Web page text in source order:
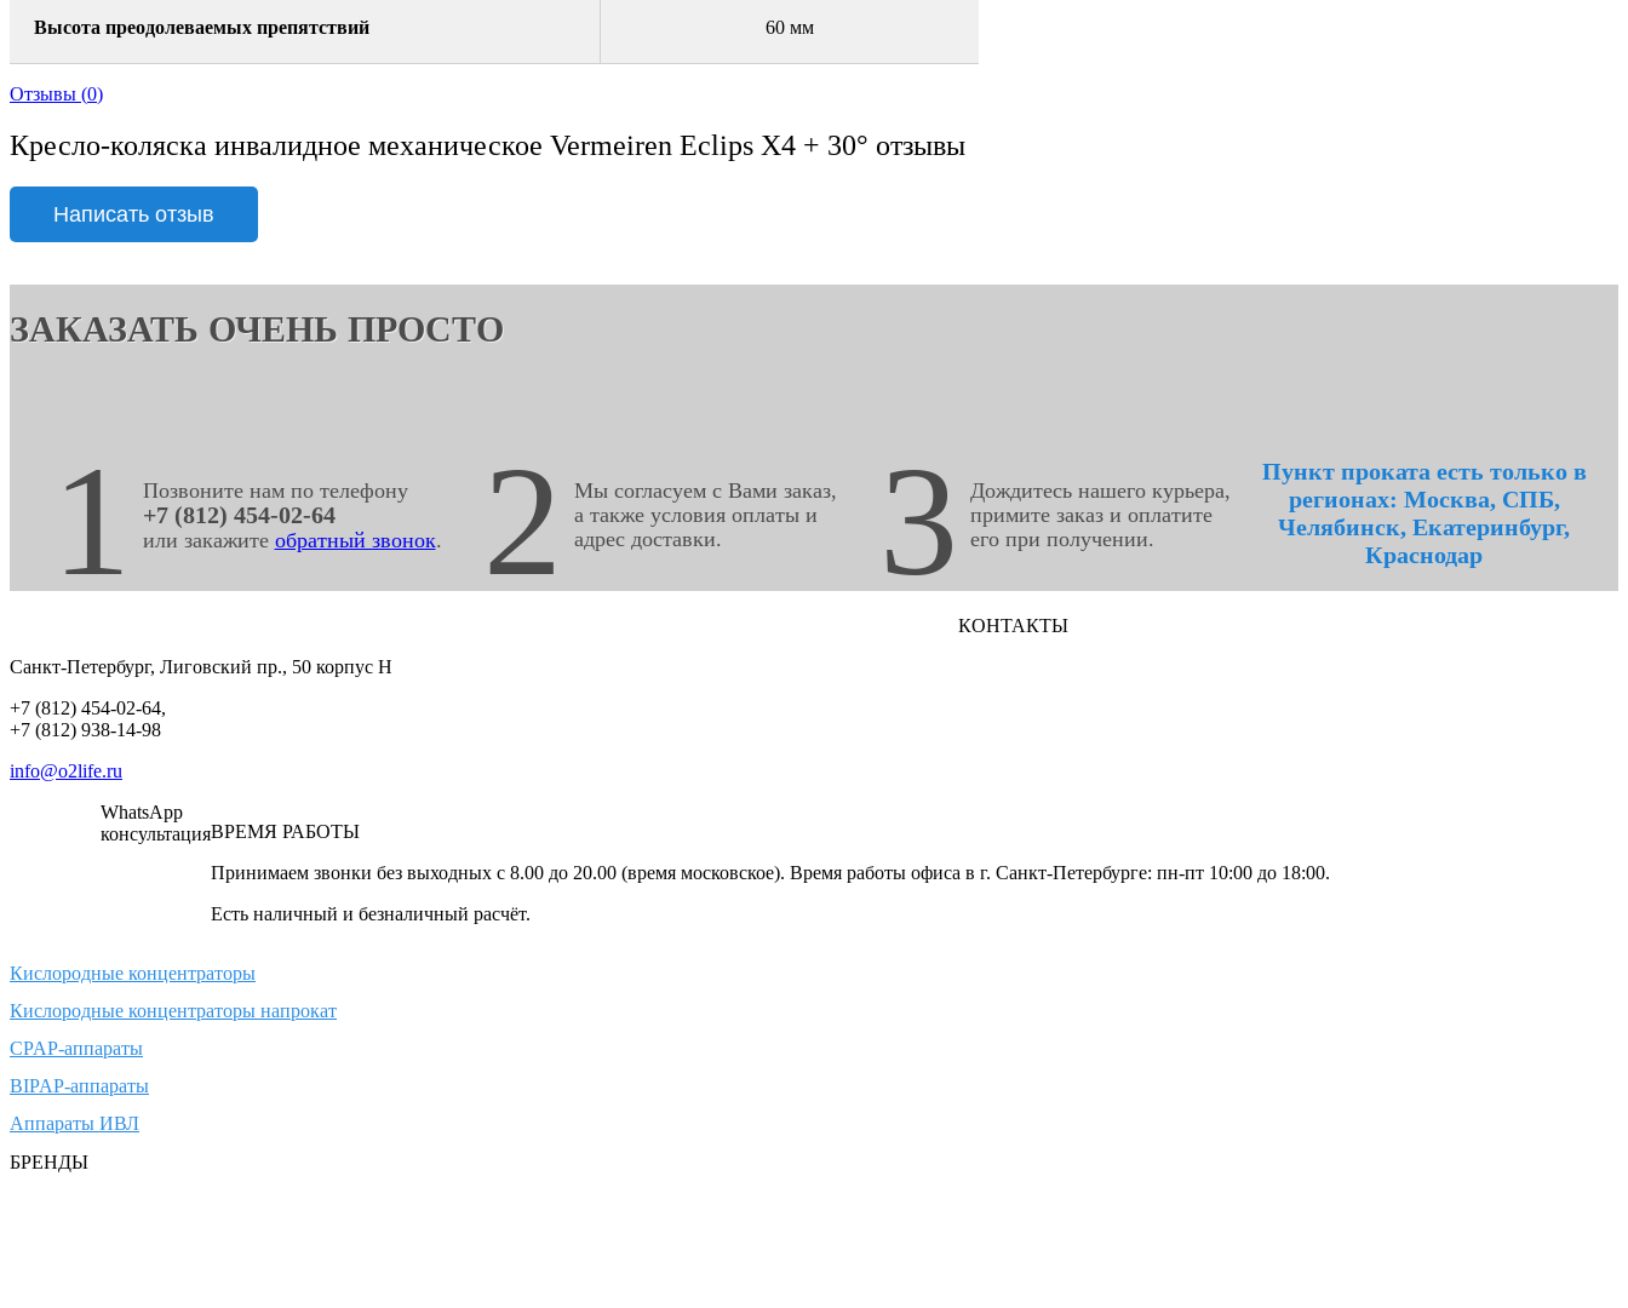
Высота преодолеваемых препятствий 60 мм
Отзывы (0)
Кресло-коляска инвалидное механическое Vermeiren Eclips X4 + 30° отзывы
ЗАКАЗАТЬ ОЧЕНЬ ПРОСТО
1 Позвоните нам по телефону
+7 (812) 454-02-64
или закажите обратный звонок. 2
Мы согласуем с Вами заказ,
а также условия оплаты и
адрес доставки.
3
Дождитесь нашего курьера,
примите заказ и оплатите
его при получении.
Пункт проката есть только в
регионах: Москва, СПБ,
Челябинск, Екатеринбург,
Краснодар
КОНТАКТЫ
Санкт-Петербург, Лиговский пр., 50 корпус Н
+7 (812) 454-02-64,
+7 (812) 938-14-98
info@o2life.ru
WhatsApp
консультацияВРЕМЯ РАБОТЫ
Принимаем звонки без выходных с 8.00 до 20.00 (время московское). Время работы офиса в г. Санкт-Петербурге: пн-пт 10:00 до 18:00.
Есть наличный и безналичный расчёт.
Кислородные концентраторы
Кислородные концентраторы напрокат
CPAP-аппараты
BIPAP-аппараты
Аппараты ИВЛ
БРЕНДЫ